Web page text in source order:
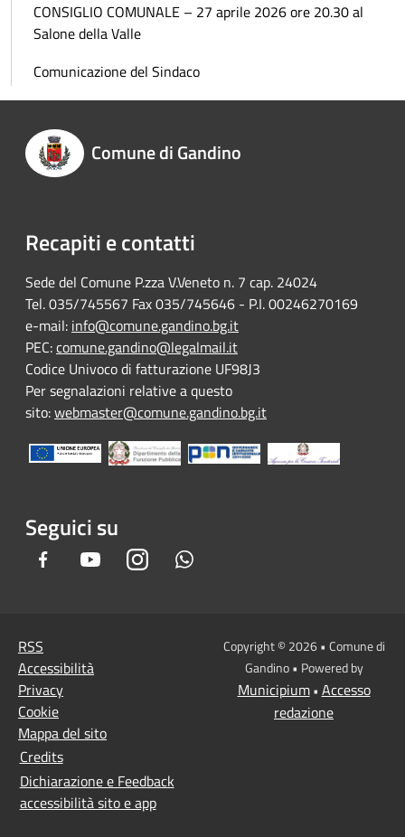
CONSIGLIO COMUNALE – 27 aprile 2026 ore 20.30 al
Salone della Valle
Comunicazione del Sindaco
Comune di Gandino
Recapiti e contatti
Sede del Comune P.zza V.Veneto n. 7 cap. 24024
Tel. 035/745567 Fax 035/745646 - P.I. 00246270169
e-mail: info@comune.gandino.bg.it
PEC:comune.gandino@legalmail.it
Codice Univoco di fatturazione UF98J3
Per segnalazioni relative a questo
sito:webmaster@comune.gandino.bg.it
Seguici su
Facebook YoutubeInstagram
RSS
Accessibilità
Privacy
Cookie
Mappa del sito
Credits
Dichiarazione e Feedback
accessibilità sito e app
Copyright © 2026 • Comune di
Gandino • Powered by
Municipium• Accesso
redazione